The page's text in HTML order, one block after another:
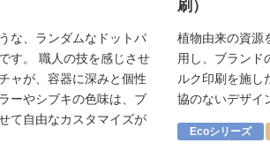
な、ランダムなドットパ
す。 職人の技を感じさせ
ャが、容器に深みと個性
ーやシブキの色味は、ブ
て自由なカスタマイズが
刷）
植物由来の資源
用し、ブランド
ルク印刷を施し
協のないデザイ
Ecoシリーズ